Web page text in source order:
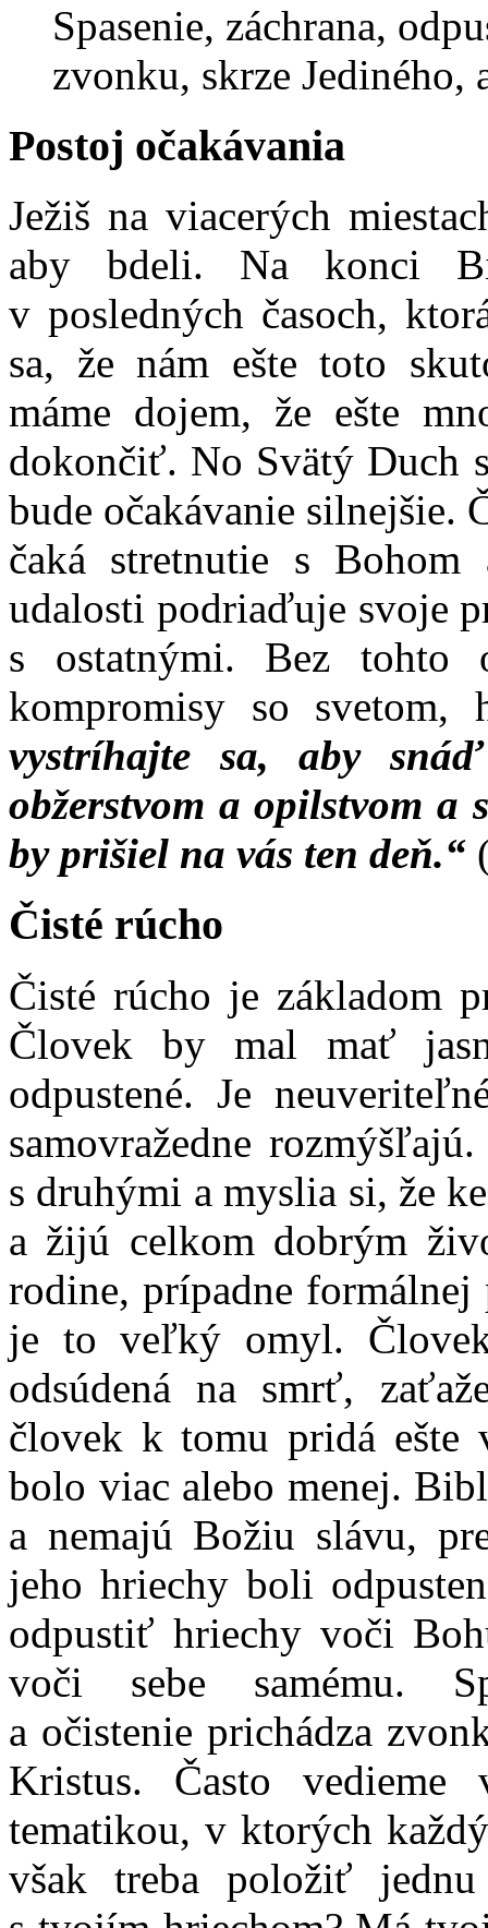
Spasenie, záchrana,
zvonku, skrze Jediného,
Postoj očakávania
Ježiš na viacerých
aby bdeli. Na konci
v posledných časoch,
sa, že nám ešte toto
máme dojem, že ešte
dokončiť. No Svätý Duch
bude očakávanie silnejšie.
čaká stretnutie s
udalosti podriaďuje svoje
s ostatnými. Bez tohto
kompromisy so
vystríhajte sa, aby
obžerstvom a opilstvom
by prišiel na vás ten deň.“
Čisté rúcho
Čisté rúcho je základom
Človek by mal mať
odpustené. Je
samovražedne
s druhými a myslia si, že
a žijú celkom dobrým
rodine, prípadne
je to veľký omyl.
odsúdená na smrť,
človek k tomu pridá ešte
bolo viac alebo menej.
a nemajú Božiu slávu,
jeho hriechy boli
odpustiť hriechy voči
voči sebe samému.
a očistenie prichádza
Kristus. Často vedieme
tematikou, v ktorých
však treba položiť